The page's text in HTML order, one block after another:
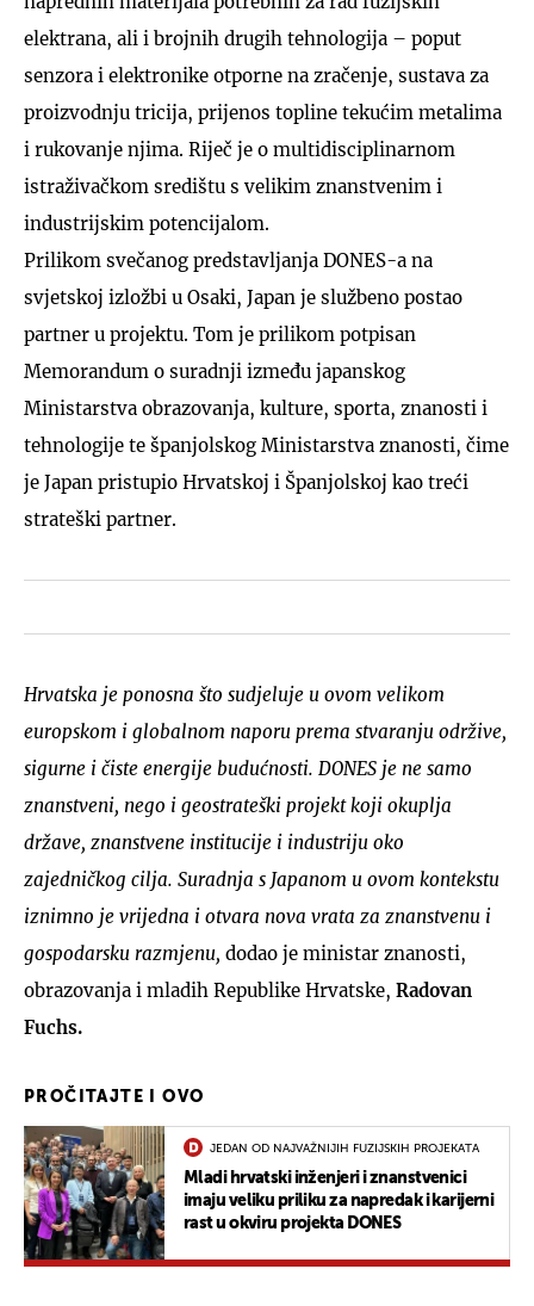
elektrana, ali i brojnih drugih tehnologija – poput
senzora i elektronike otporne na zračenje, sustava za
proizvodnju tricija, prijenos topline tekućim metalima
i rukovanje njima. Riječ je o multidisciplinarnom
istraživačkom središtu s velikim znanstvenim i
industrijskim potencijalom.
Prilikom svečanog predstavljanja DONES-a na
svjetskoj izložbi u Osaki, Japan je službeno postao
partner u projektu. Tom je prilikom potpisan
Memorandum o suradnji između japanskog
Ministarstva obrazovanja, kulture, sporta, znanosti i
tehnologije te španjolskog Ministarstva znanosti, čime
je Japan pristupio Hrvatskoj i Španjolskoj kao treći
strateški partner.
Hrvatska je ponosna što sudjeluje u ovom velikom
europskom i globalnom naporu prema stvaranju održive,
sigurne i čiste energije budućnosti. DONES je ne samo
znanstveni, nego i geostrateški projekt koji okuplja
države, znanstvene institucije i industriju oko
zajedničkog cilja. Suradnja s Japanom u ovom kontekstu
iznimno je vrijedna i otvara nova vrata za znanstvenu i
gospodarsku razmjenu, dodao je ministar znanosti,
obrazovanja i mladih Republike Hrvatske, Radovan
Fuchs.
PROČITAJTE I OVO
JEDAN OD NAJVAŽNIJIH FUZIJSKIH PROJEKATA
Mladi hrvatski inženjeri i znanstvenici
imaju veliku priliku za napredak i karijerni
rast u okviru projekta DONES